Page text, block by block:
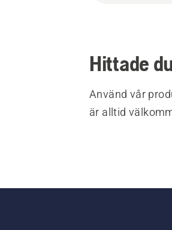
Hittade
Använd vår
är alltid